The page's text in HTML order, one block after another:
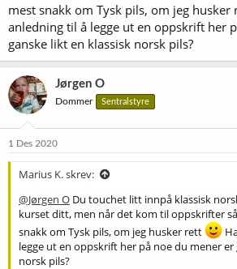
mest snakk om Tysk pils, om jeg husker
anledning til å legge ut en oppskrift her
ganske likt en klassisk norsk pils?
Jørgen O
Dommer Sentralstyre
1 Des 2020
Marius K. skrev:
@Jørgen O Du touchet litt innpå klassisk
kurset ditt, men når det kom til oppskrifter
snakk om Tysk pils, om jeg husker rett
legge ut en oppskrift her på noe du mener er
norsk pils?